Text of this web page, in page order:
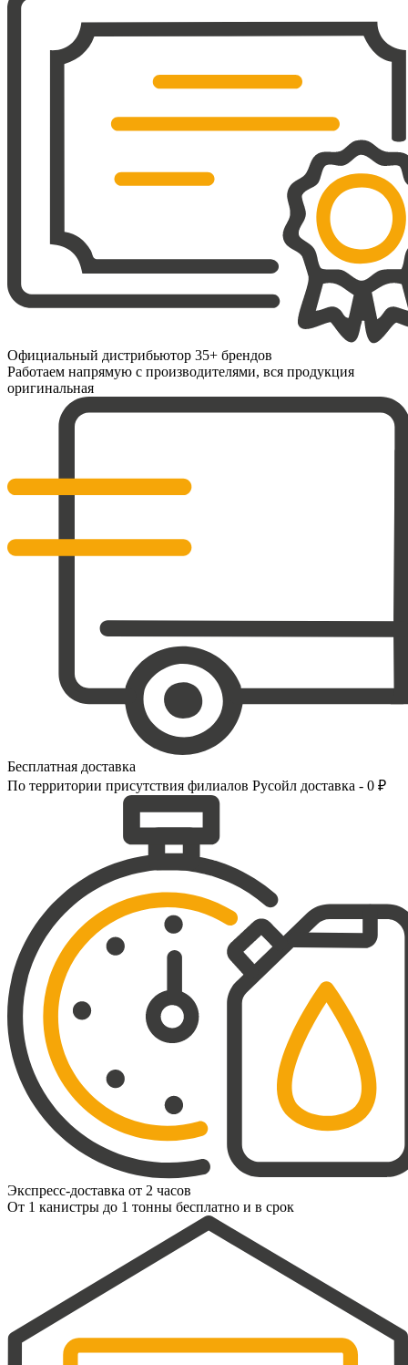
Официальный дистрибьютор 35+ брендов
Работаем напрямую с производителями, вся продукция
оригинальная
Бесплатная доставка
По территории присутствия филиалов Русойл доставка - 0 ₽
Экспресс-доставка от 2 часов
От 1 канистры до 1 тонны бесплатно и в срок